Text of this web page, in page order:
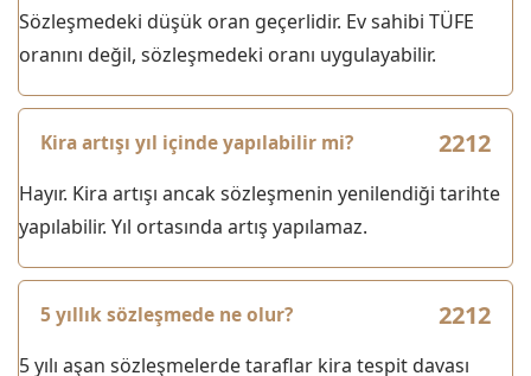
Sözleşmedeki düşük oran geçerlidir. Ev sahibi TÜFE
oranını değil, sözleşmedeki oranı uygulayabilir.
Kira artışı yıl içinde yapılabilir mi?
Hayır. Kira artışı ancak sözleşmenin yenilendiği tarihte
yapılabilir. Yıl ortasında artış yapılamaz.
5 yıllık sözleşmede ne olur?
5 yılı aşan sözleşmelerde taraflar kira tespit davası